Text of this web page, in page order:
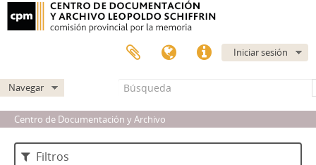
Iniciar sesión
Navegar
Centro de Documentación y Archivo
Filtros